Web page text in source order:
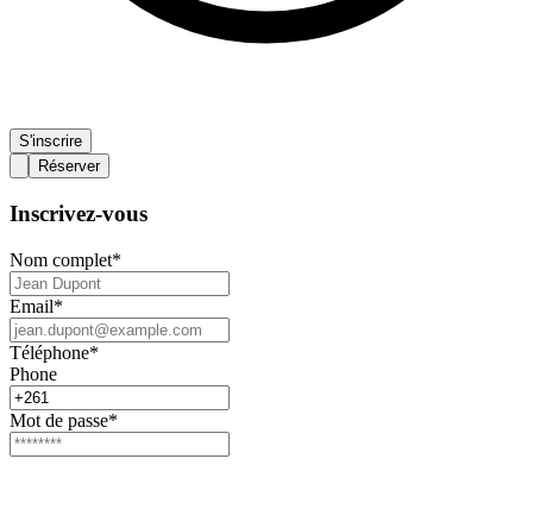
S'inscrire
Réserver
Inscrivez-vous
Nom complet*
Email*
Téléphone*
Phone
Mot de passe*